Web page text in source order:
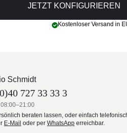
JETZT KONFIGURIEREN
Kostenloser Versand in
Schmidt
727 33 33 3
08:00–21:00
beraten lassen, oder einfach
E-Mail oder per WhatsApp erreichbar.